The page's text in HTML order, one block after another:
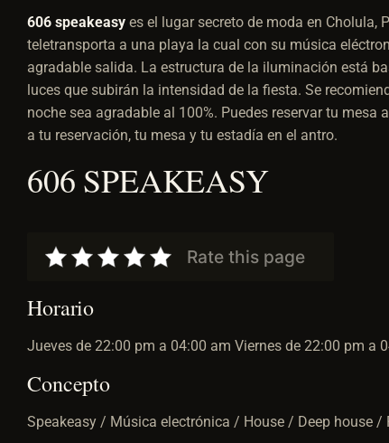
606 speakeasy es el lugar secreto de moda en Cholula,
teletransporta a una playa la cual con su música
agradable salida. La estructura de la iluminación está
luces que subirán la intensidad de la fiesta. Se
noche sea agradable al 100%. Puedes reservar tu
a tu reservación, tu mesa y tu estadía en el antro.
606 SPEAKEASY
Rate this page
Horario
Jueves de 22:00 pm a 04:00 am Viernes de 22:00 pm
Concepto
Speakeasy / Música electrónica / House / Deep house